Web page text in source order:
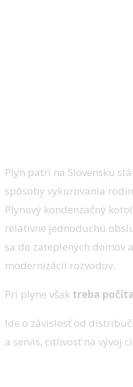
Plyn patrí na Slovensku
spôsoby vykurovania
Plynový kondenzačný
relatívne jednoduchú
sa do zateplených domov
modernizácii rozvodov.
Pri plyne však treba
Ide o závislosť od
a servis, citlivosť na vývoj